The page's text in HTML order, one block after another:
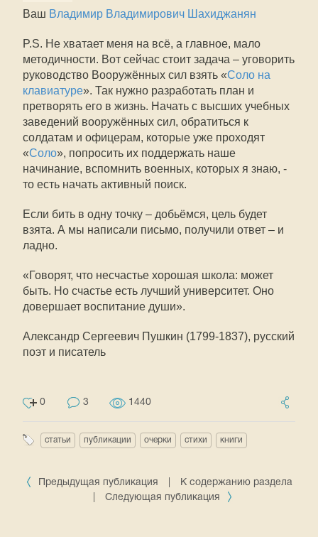
Ваш Владимир Владимирович Шахиджанян
P.S. Не хватает меня на всё, а главное, мало
методичности. Вот сейчас стоит задача – уговорить
руководство Вооружённых сил взять «Соло на
клавиатуре». Так нужно разработать план и
претворять его в жизнь. Начать с высших учебных
заведений вооружённых сил, обратиться к
солдатам и офицерам, которые уже проходят
«Соло», попросить их поддержать наше
начинание, вспомнить военных, которых я знаю, -
то есть начать активный поиск.
Если бить в одну точку – добьёмся, цель будет
взята. А мы написали письмо, получили ответ – и
ладно.
«Говорят, что несчастье хорошая школа: может
быть. Но счастье есть лучший университет. Оно
довершает воспитание души».
Александр Сергеевич Пушкин (1799-1837), русский
поэт и писатель
0 3 1440
статьи публикации очерки стихи книги
Предыдущая публикация
К содержанию раздела
Следующая публикация